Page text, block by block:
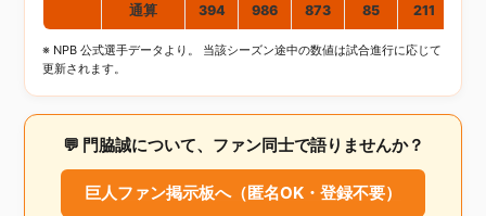
通算 394 986 873 85 211
※ NPB 公式選手データより。 当該シーズン途中の数値は試合進行に応じて
更新されます。
💬 門脇誠について、ファン同士で語りませんか？
巨人ファン掲示板へ（匿名OK・登録不要）